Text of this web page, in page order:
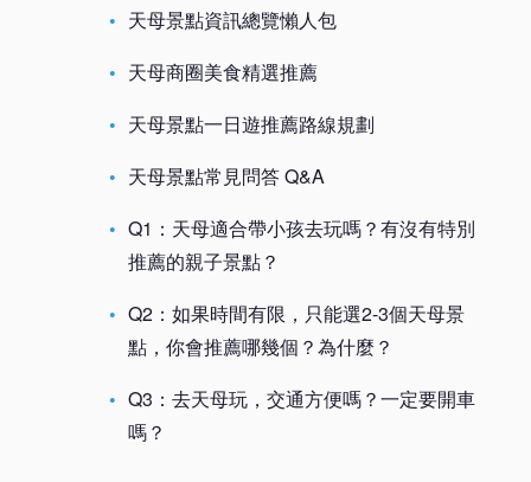
天母景點資訊總覽懶人包
天母商圈美食精選推薦
天母景點一日遊推薦路線規劃
天母景點常見問答 Q&A
Q1：天母適合帶小孩去玩嗎？有沒有特別
推薦的親子景點？
Q2：如果時間有限，只能選2-3個天母景
點，你會推薦哪幾個？為什麼？
Q3：去天母玩，交通方便嗎？一定要開車
嗎？